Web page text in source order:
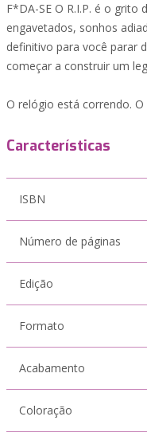
F*DA-SE O R.I.P. é o
engavetados, sonhos
definitivo para você parar
começar a construir um
O relógio está correndo.
Características
ISBN
Número de páginas
Edição
Formato
Acabamento
Coloração